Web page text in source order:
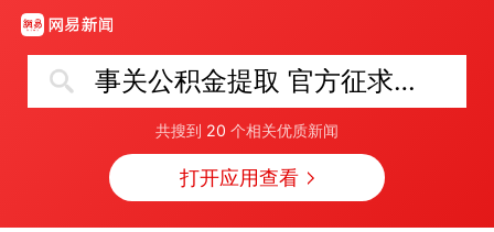
事关公积金提取 官方征求意见
共搜到 20 个相关优质新闻
打开应用查看